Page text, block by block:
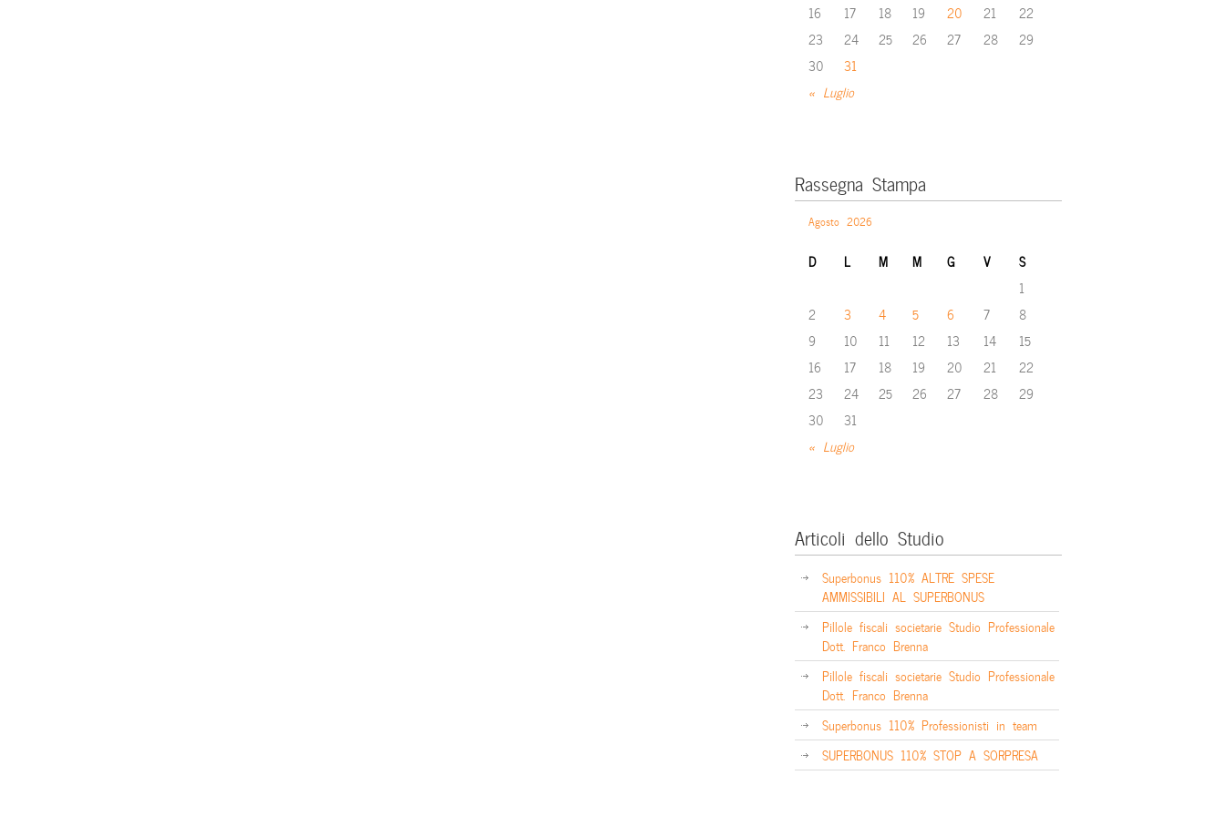
« Luglio
16
17 18 19 20 21
22
23
24 25 26 27 28
29
30
31
Rassegna Stampa
Agosto 2026
D L M M G V S
« Luglio
1
2
3 4 5 6 7
8
9
10 11 12 13 14
15
16
17 18 19 20 21
22
23
24 25 26 27 28
29
30
31
Articoli dello Studio
Superbonus 110% ALTRE SPESE
AMMISSIBILI AL SUPERBONUS
Pillole fiscali societarie Studio Professionale
Dott. Franco Brenna
Pillole fiscali societarie Studio Professionale
Dott. Franco Brenna
Superbonus 110% Professionisti in team
SUPERBONUS 110% STOP A SORPRESA